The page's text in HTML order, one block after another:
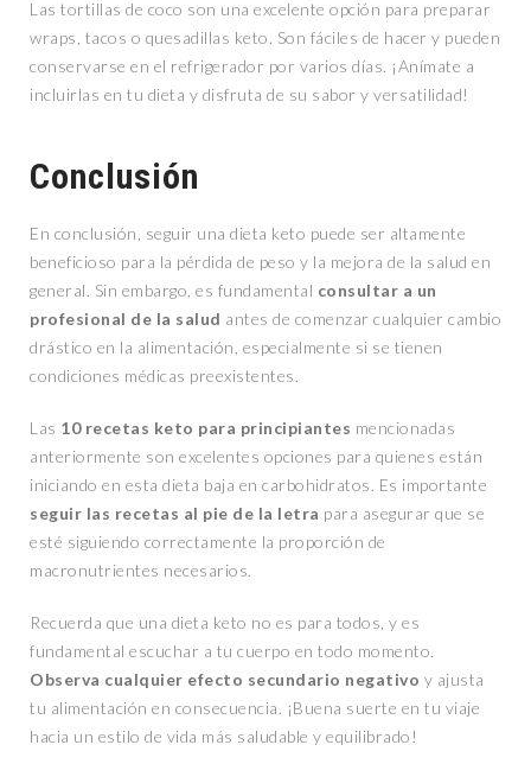
Las tortillas de coco son una excelente opción para preparar
wraps, tacos o quesadillas keto. Son fáciles de hacer y pueden
conservarse en el refrigerador por varios días. ¡Anímate a
incluirlas en tu dieta y disfruta de su sabor y versatilidad!
Conclusión
En conclusión, seguir una dieta keto puede ser altamente
beneficioso para la pérdida de peso y la mejora de la salud en
general. Sin embargo, es fundamental consultar a un
profesional de la salud antes de comenzar cualquier cambio
drástico en la alimentación, especialmente si se tienen
condiciones médicas preexistentes.
Las 10 recetas keto para principiantes mencionadas
anteriormente son excelentes opciones para quienes están
iniciando en esta dieta baja en carbohidratos. Es importante
seguir las recetas al pie de la letra para asegurar que se
esté siguiendo correctamente la proporción de
macronutrientes necesarios.
Recuerda que una dieta keto no es para todos, y es
fundamental escuchar a tu cuerpo en todo momento.
Observa cualquier efecto secundario negativo y ajusta
tu alimentación en consecuencia. ¡Buena suerte en tu viaje
hacia un estilo de vida más saludable y equilibrado!